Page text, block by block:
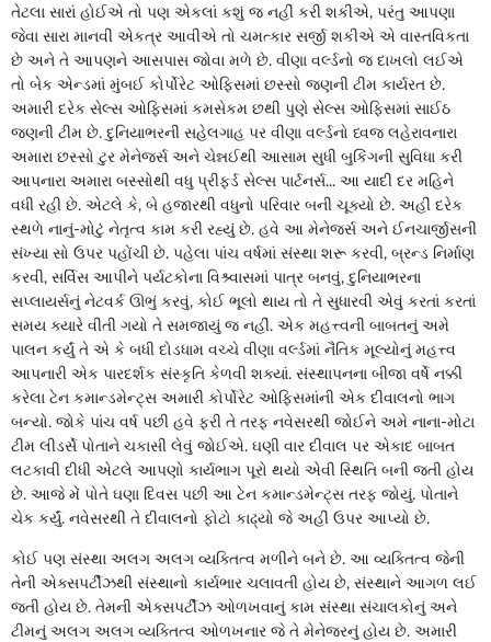
તેટલા સારાં હોઈએ તો પણ એકલાં કશું જ નહીં કરી શકીએ, પરંતુ આપણા
જેવા સારા માનવી એકત્ર આવીએ તો ચમત્કાર સર્જી શકીએ એ વાસ્તવિકતા
છે અને તે આપણને આસપાસ જોવા મળે છે. વીણા વર્લ્ડનો જ દાખલો લઈએ
તો બેક એન્ડમાં મુંબઈ કોર્પોરેટ ઓફિસમાં છસ્સો જણની ટીમ કાર્યરત છે.
અમારી દરેક સેલ્સ ઓફિસમાં કમસેકમ છથી પુણે સેલ્સ ઓફિસમાં સાઈઠ
જણની ટીમ છે. દુનિયાભરની સહેલગાહ પર વીણા વર્લ્ડનો ધ્વજ લહેરાવનારા
અમારા છસ્સો ટુર મેનેજર્સ અને ચેન્નઈથી આસામ સુધી બુકિંગની સુવિધા કરી
આપનારા અમારા બસ્સોથી વધુ પ્રીફર્ડ સેલ્સ પાર્ટનર્સ... આ યાદી દર મહિને
વધી રહી છે. એટલે કે, બે હજારથી વધુનો પરિવાર બની ચૂક્યો છે. અહીં દરેક
સ્થળે નાનું-મોટું નેતૃત્વ કામ કરી રહ્યું છે. હવે આ મેનેજર્સ અને ઈનચાર્જીસની
સંખ્યા સો ઉપર પહોંચી છે. પહેલા પાંચ વર્ષમાં સંસ્થા શરૂ કરવી, બ્રન્ડ નિર્માણ
કરવી, સર્વિસ આપીને પર્યટકોના વિશ્ર્વાસમાં પાત્ર બનવું, દુનિયાભરના
સપ્લાયર્સનું નેટવર્ક ઊભું કરવું, કોઈ ભૂલો થાય તો તે સુધારવી એવું કરતાં કરતાં
સમય ક્યારે વીતી ગયો તે સમજાયું જ નહીં. એક મહત્ત્વની બાબતનું અમે
પાલન કર્યું તે એ કે બધી દોડધામ વચ્ચે વીણા વર્લ્ડમાં નૈતિક મૂલ્યોનું મહત્ત્વ
આપનારી એક પારદર્શક સંસ્કૃતિ કેળવી શક્યાં. સંસ્થાપનના બીજા વર્ષે નક્કી
કરેલા ટેન કમાન્ડમેન્ટ્સ અમારી કોર્પોરેટ ઓફિસમાંની એક દીવાલનો ભાગ
બન્યો. જોકે પાંચ વર્ષ પછી હવે ફરી તે તરફ નવેસરથી જોઈને અમે નાના-મોટા
ટીમ લીડર્સે પોતાને ચકાસી લેવું જોઈએ. ઘણી વાર દીવાલ પર એકાદ બાબત
લટકાવી દીધી એટલે આપણો કાર્યભાગ પૂરો થયો એવી સ્થિતિ બની જતી હોય
છે. આજે મેં પોતે ઘણા દિવસ પછી આ ટેન કમાન્ડમેન્ટ્સ તરફ જોયું. પોતાને
ચેક કર્યું. નવેસરથી તે દીવાલનો ફોટો કાઢ્યો જે અહીં ઉપર આપ્યો છે.
કોઈ પણ સંસ્થા અલગ અલગ વ્યક્તિત્વ મળીને બને છે. આ વ્યક્તિત્વ જેની
તેની એક્સપર્ટીઝથી સંસ્થાનો કાર્યભાર ચલાવતી હોય છે, સંસ્થાને આગળ લઈ
જતી હોય છે. તેમની એક્સપર્ટીઝ ઓળખવાનું કામ સંસ્થા સંચાલકોનું અને
ટીમનું અલગ અલગ વ્યક્તિત્વ ઓળખનાર જે તે મેનેજરનું હોય છે. અમારી